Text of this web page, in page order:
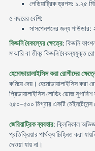
পেডিয়াট্রিক ড্রপস: ১.২৫
৫ বছরের বেশি:
সাসপেনশনের জন্য পাউডার:
কিডনি বৈকল্যের ক্ষেত্রে: কিডনি
মাঝারি বা তীব্র কিডনি বৈকল্যযুক্ত
হেমোডায়ালাইসিস করা রোগীদের
কমিয়ে দেয়। হেমোডায়ালাইসিস করা
প্রিডায়ালাইসিস লোডিং ডোজ সুপারিশ
২৫০-৫০০ মিগ্রার একটি মেইনটেনেন্স
জেরিয়াট্রিক ব্যবহার: ক্লিনিকাল
প্রতিক্রিয়ার পার্থক্য চিহ্নিত করা
দেওয়া যায় না।